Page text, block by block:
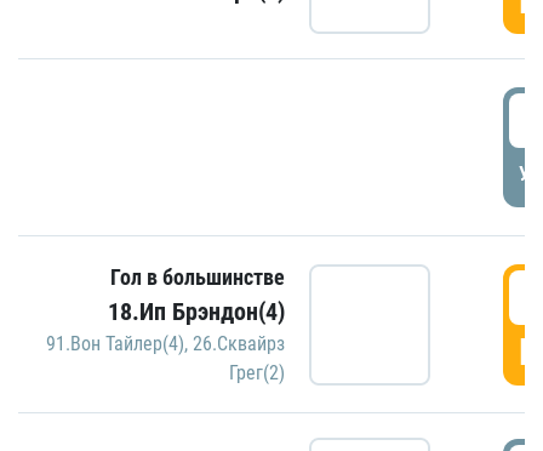
Гол в большинстве
18.Ип Брэндон(4)
91.Вон Тайлер(4), 26.Сквайрз
Грег(2)